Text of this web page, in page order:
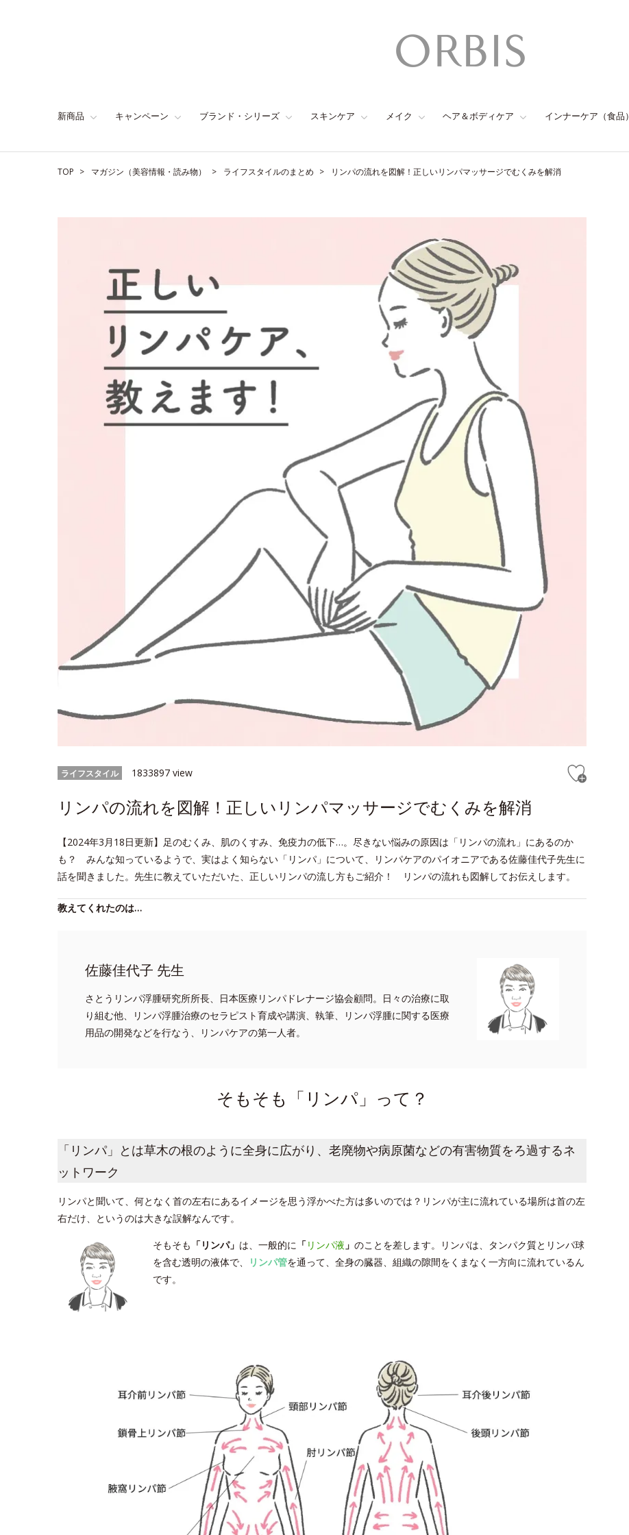
新商品 キャンペーン ブランド・シリーズ スキンケア メイク ヘア＆ボディケア インナーケア（食品）
TOP マガジン（美容情報・読み物） ライフスタイルのまとめ リンパの流れを図解！正しいリンパマッサージでむくみを解消
ライフスタイル 1833897 view
リンパの流れを図解！正しいリンパマッサージでむくみを解消
【2024年3月18日更新】足のむくみ、肌のくすみ、免疫力の低下…。尽きない悩みの原因は「リンパの流れ」にあるのか
も？ みんな知っているようで、実はよく知らない「リンパ」について、リンパケアのパイオニアである佐藤佳代子先生に
話を聞きました。先生に教えていただいた、正しいリンパの流し方もご紹介！ リンパの流れも図解してお伝えします。
教えてくれたのは…
佐藤佳代子 先生
さとうリンパ浮腫研究所所長、日本医療リンパドレナージ協会顧問。日々の治療に取
り組む他、リンパ浮腫治療のセラピスト育成や講演、執筆、リンパ浮腫に関する医療
用品の開発などを行なう、リンパケアの第一人者。
そもそも「リンパ」って？
「リンパ」とは草木の根のように全身に広がり、老廃物や病原菌などの有害物質をろ過するネ
ットワーク
リンパと聞いて、何となく首の左右にあるイメージを思う浮かべた方は多いのでは？リンパが主に流れている場所は首の左
右だけ、というのは大きな誤解なんです。
そもそも 「リンパ」 は、一般的に 「リンパ液 」 のことを差します。リンパは、タンパク質とリンパ球
を含む透明の液体で、
リンパ管を通って、全身の臓器、組織の隙間をくまなく一方向に流れているん
です。